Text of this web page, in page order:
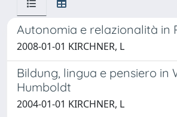
Autonomia e relazionalità in
2008-01-01 KIRCHNER, L
Bildung, lingua e pensiero in
Humboldt
2004-01-01 KIRCHNER, L